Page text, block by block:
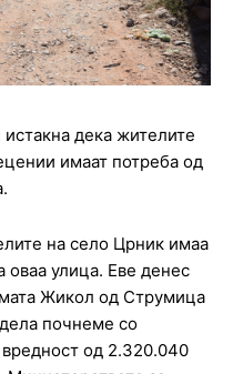
дека жителите
имаат потреба од
на село Црник имаа
оваа улица. Еве денес
Жикол од Струмица
почнеме со
вредност од 2.320.040